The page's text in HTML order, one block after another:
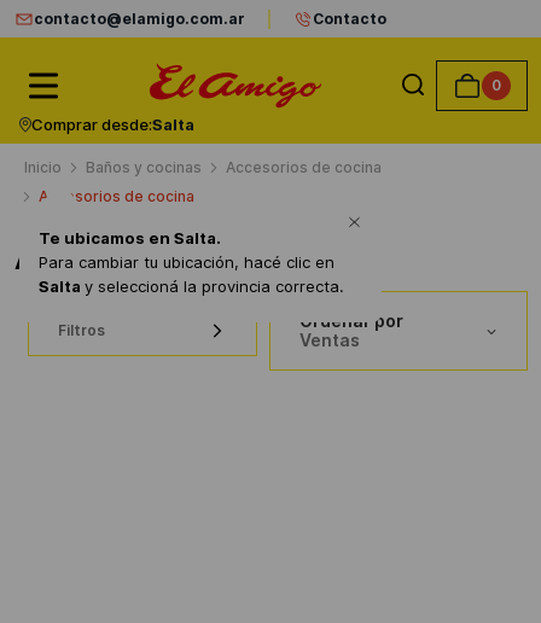
contacto@elamigo.com.ar Contacto
0
Comprar desde:Salta
Te ubicamos en Salta.
Para cambiar tu ubicación, hacé clic en
Salta y seleccioná la provincia correcta.
Baños y cocinas
Accesorios de cocina
Accesorios de cocina
Accesorios de cocina
Filtros
Ordenar por
Ventas